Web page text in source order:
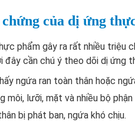
của dị ứng
phẩm gây ra rất nhiều triệu
đây cần chú ý theo dõi dị ứng
ngứa ran toàn thân hoặc
môi, lưỡi, mặt và nhiều bộ
bị phát ban, ngứa khó chịu.